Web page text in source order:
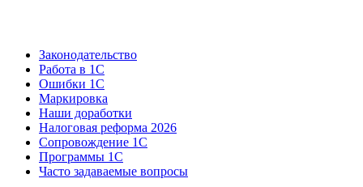
Законодательство
Работа в 1С
Ошибки 1С
Маркировка
Наши доработки
Налоговая реформа 2026
Сопровождение 1С
Программы 1С
Часто задаваемые вопросы